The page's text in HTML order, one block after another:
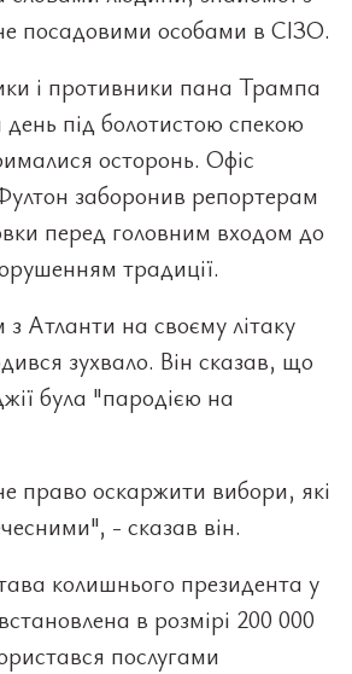
посадовими особами в СІЗО.
і противники пана Трампа
день під болотистою спекою
осторонь. Офіс
заборонив репортерам
перед головним входом до
традиції.
з Атланти на своєму літаку
зухвало. Він сказав, що
була "пародією на
право оскаржити вибори, які
- сказав він.
колишнього президента у
в розмірі 200 000
послугами